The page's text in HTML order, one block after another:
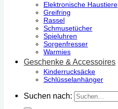
Elektronische Haustiere
Greifring
Rassel
Schmusetücher
Spieluhren
Sorgenfresser
Warmies
Geschenke & Accessoires
Kinderrucksäcke
Schlüsselanhänger
Suchen nach: